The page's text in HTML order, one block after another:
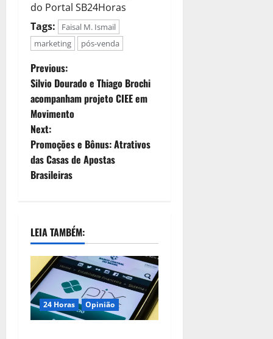
do Portal SB24Horas
Tags:
Faisal M. Ismail
marketing
pós-venda
Previous:
Silvio Dourado e Thiago Brochi
acompanham projeto CIEE em
Movimento
Next:
Promoções e Bônus: Atrativos
das Casas de Apostas
Brasileiras
LEIA TAMBÉM:
24 Horas Opinião